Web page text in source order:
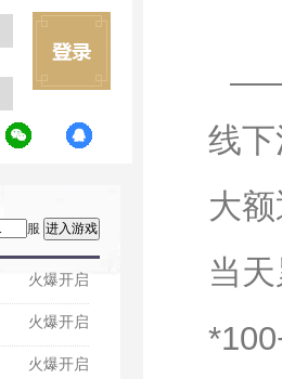
服
火爆开启
火爆开启
火爆开启
线
大
当